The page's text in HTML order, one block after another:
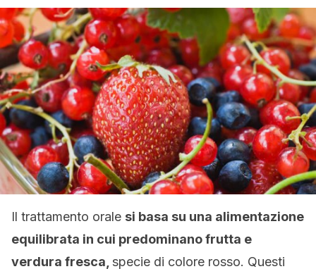
Il trattamento orale si basa su una alimentazione
equilibrata in cui predominano frutta e
verdura fresca, specie di colore rosso. Questi